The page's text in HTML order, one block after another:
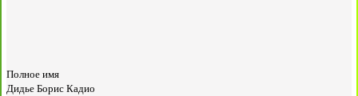
Полное имя
Дидье Борис Кадио